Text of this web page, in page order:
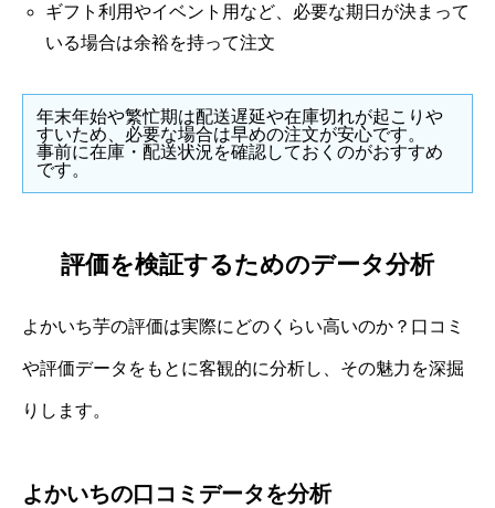
ギフト利用やイベント用など、必要な期日が決まって
いる場合は余裕を持って注文
年末年始や繁忙期は配送遅延や在庫切れが起こりや
すいため、必要な場合は早めの注文が安心です。
事前に在庫・配送状況を確認しておくのがおすすめ
です。
評価を検証するためのデータ分析
よかいち芋の評価は実際にどのくらい高いのか？口コミ
や評価データをもとに客観的に分析し、その魅力を深掘
りします。
よかいちの口コミデータを分析